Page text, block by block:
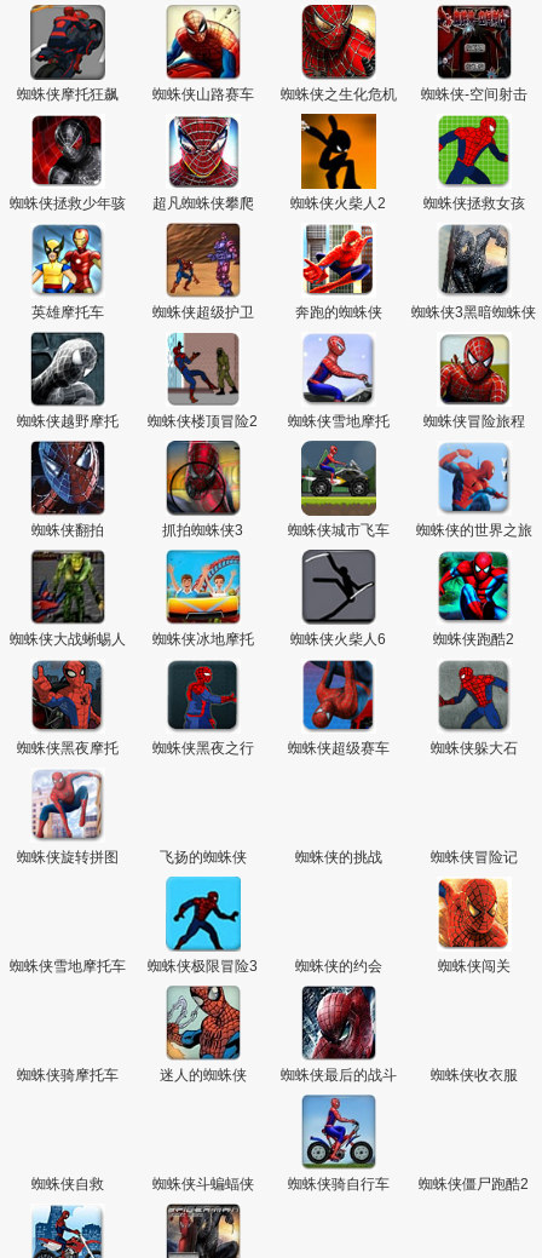
蜘蛛侠摩托狂飙 蜘蛛侠山路赛车
蜘蛛侠之生化危机
关卡全开无敌版
蜘蛛侠-空间射击
蜘蛛侠拯救少年骇
客
超凡蜘蛛侠攀爬 蜘蛛侠火柴人2 蜘蛛侠拯救女孩
英雄摩托车 蜘蛛侠超级护卫 奔跑的蜘蛛侠 蜘蛛侠3黑暗蜘蛛侠
蜘蛛侠越野摩托 蜘蛛侠楼顶冒险2 蜘蛛侠雪地摩托 蜘蛛侠冒险旅程
蜘蛛侠翻拍 抓拍蜘蛛侠3 蜘蛛侠城市飞车 蜘蛛侠的世界之旅
蜘蛛侠大战蜥蜴人 蜘蛛侠冰地摩托 蜘蛛侠火柴人6 蜘蛛侠跑酷2
蜘蛛侠黑夜摩托 蜘蛛侠黑夜之行 蜘蛛侠超级赛车 蜘蛛侠躲大石
蜘蛛侠旋转拼图 飞扬的蜘蛛侠 蜘蛛侠的挑战 蜘蛛侠冒险记
蜘蛛侠雪地摩托车 蜘蛛侠极限冒险3 蜘蛛侠的约会 蜘蛛侠闯关
蜘蛛侠骑摩托车 迷人的蜘蛛侠 蜘蛛侠最后的战斗 蜘蛛侠收衣服
蜘蛛侠自救 蜘蛛侠斗蝙蝠侠 蜘蛛侠骑自行车 蜘蛛侠僵尸跑酷2